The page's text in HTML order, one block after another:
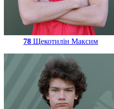
78 Щекотилін Максим